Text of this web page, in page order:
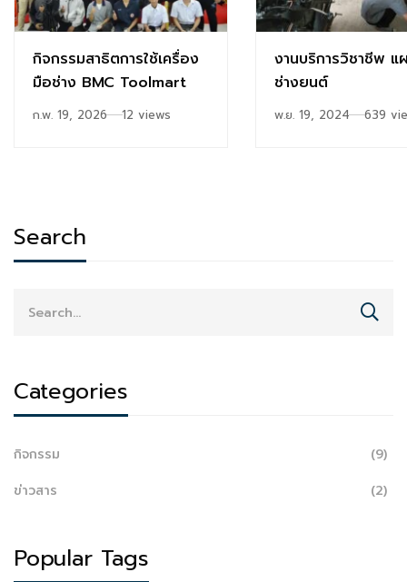
กิจกรรมสาธิตการใช้เครื่อง
มือช่าง BMC Toolmart
ก.พ. 19, 2026 12 views
งานบริการวิชาชีพ แ
ช่างยนต์
พ.ย. 19, 2024 639
Search
Categories
กิจกรรม
(9)
ข่าวสาร
(2)
Popular Tags